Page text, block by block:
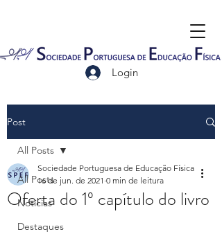
Login
Post
All Posts
Notícias
Destaques
All Posts
Oferta do 1º capítulo do livro
Sociedade Portuguesa de Educação Física
16 de jun. de 2021 0 min de leitura